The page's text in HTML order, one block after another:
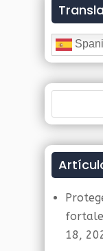
18,